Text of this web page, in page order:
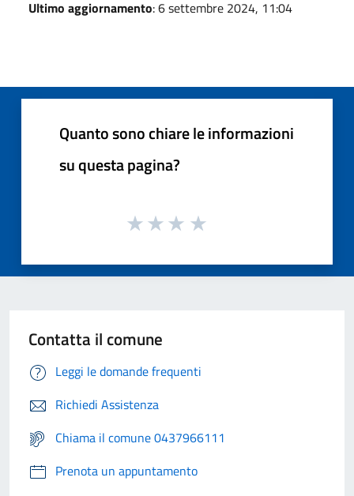
Ultimo aggiornamento: 6 settembre 2024, 11:04
Quanto sono chiare le informazioni
su questa pagina?
Contatta il comune
Leggi le domande frequenti
Richiedi Assistenza
Chiama il comune 0437966111
Prenota un appuntamento